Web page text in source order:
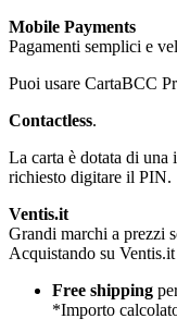
Mobile Payments
Pagamenti semplici e
Puoi usare CartaBCC
Contactless.
La carta è dotata di una
richiesto digitare il PIN.
Ventis.it
Grandi marchi a prezzi
Acquistando su
Free shipping
*Importo